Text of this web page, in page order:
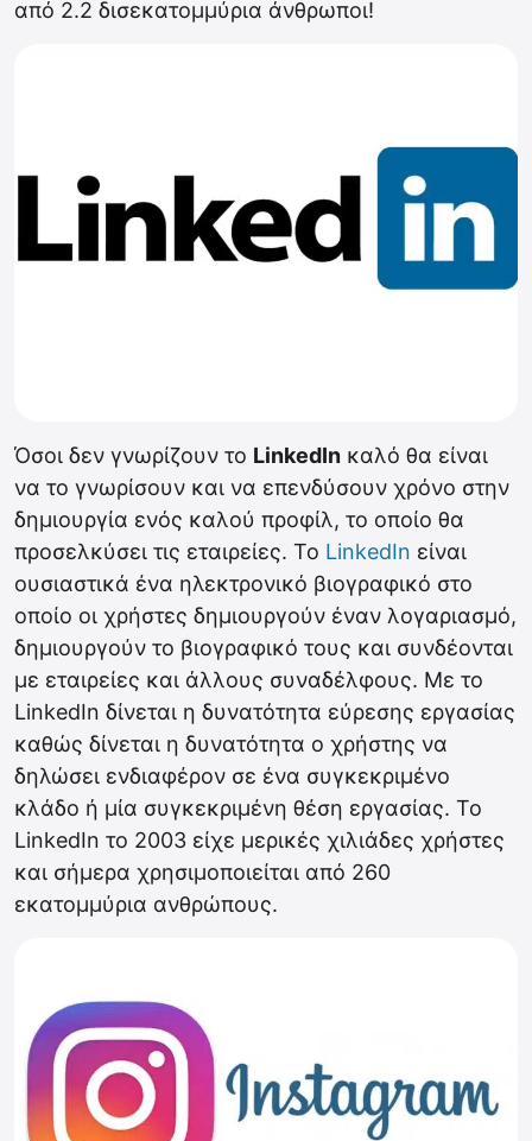
από 2.2 δισεκατομμύρια άνθρωποι!
Όσοι δεν γνωρίζουν το LinkedIn καλό θα είναι
να το γνωρίσουν και να επενδύσουν χρόνο στην
δημιουργία ενός καλού προφίλ, το οποίο θα
προσελκύσει τις εταιρείες. Το LinkedIn είναι
ουσιαστικά ένα ηλεκτρονικό βιογραφικό στο
οποίο οι χρήστες δημιουργούν έναν λογαριασμό,
δημιουργούν το βιογραφικό τους και συνδέονται
με εταιρείες και άλλους συναδέλφους. Με το
LinkedIn δίνεται η δυνατότητα εύρεσης εργασίας
καθώς δίνεται η δυνατότητα ο χρήστης να
δηλώσει ενδιαφέρον σε ένα συγκεκριμένο
κλάδο ή μία συγκεκριμένη θέση εργασίας. Το
LinkedIn το 2003 είχε μερικές χιλιάδες χρήστες
και σήμερα χρησιμοποιείται από 260
εκατομμύρια ανθρώπους.